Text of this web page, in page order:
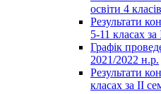
освіти 4
Результати
5-11 класах
Графік
2021/2022 н.р.
Результати
класах за ІІ